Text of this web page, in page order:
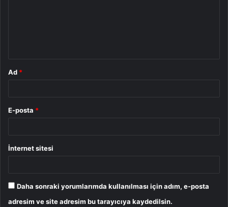
Ad *
E-posta *
İnternet sitesi
Daha sonraki yorumlarımda kullanılması için adım, e-posta
adresim ve site adresim bu tarayıcıya kaydedilsin.